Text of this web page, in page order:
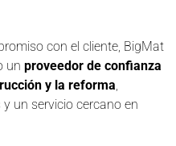
con el cliente, BigMat
un proveedor de confianza
y la reforma,
un servicio cercano en